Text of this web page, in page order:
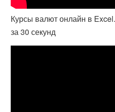
Курсы валют онлайн в
за 30 секунд